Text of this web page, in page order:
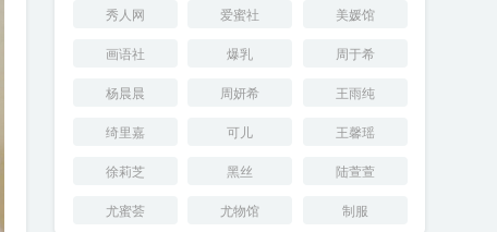
秀人网 爱蜜社 美媛馆
画语社 爆乳 周于希
杨晨晨 周妍希 王雨纯
绮里嘉 可儿 王馨瑶
徐莉芝 黑丝 陆萱萱
尤蜜荟 尤物馆 制服